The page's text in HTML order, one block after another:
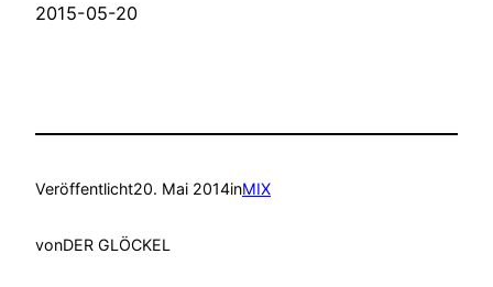
2015-05-20
Veröffentlicht20. Mai 2014inMIX
vonDER GLÖCKEL